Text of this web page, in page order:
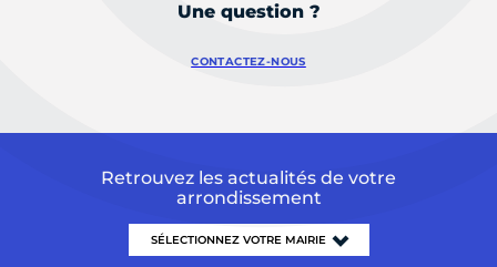
Une question ?
CONTACTEZ-NOUS
Retrouvez les actualités de votre
arrondissement